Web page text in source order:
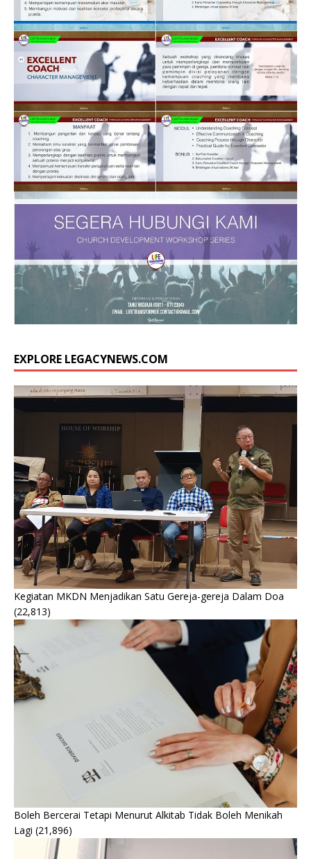
EXPLORE LEGACYNEWS.COM
Kegiatan MKDN Menjadikan Satu Gereja-gereja Dalam Doa
(22,813)
Boleh Bercerai Tetapi Menurut Alkitab Tidak Boleh Menikah
Lagi (21,896)